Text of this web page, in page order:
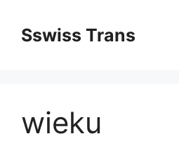
treściSswiss Trans
wieku